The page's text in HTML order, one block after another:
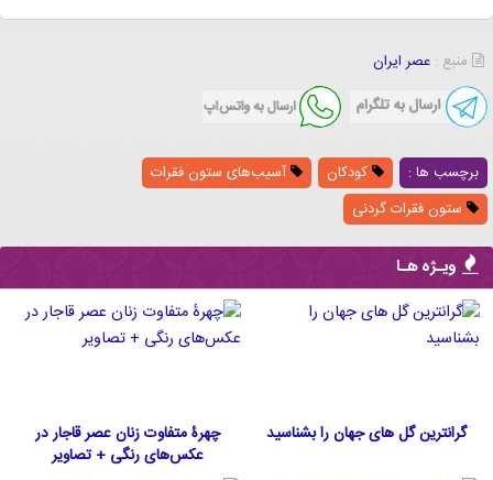
منبع : عصر ایران
برچسب ها : کودکان
آسیب‌های ستون فقرات
ستون فقرات گردنی
ویـژه هـا
گرانترین گل های جهان را بشناسید
چهرۀ متفاوت زنان عصر قاجار در
عکس‌های رنگی + تصاویر